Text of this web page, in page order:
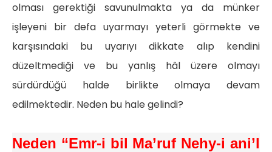
olması gerektiği savunulmakta ya da münker
işleyeni bir defa uyarmayı yeterli görmekte ve
karşısındaki bu uyarıyı dikkate alıp kendini
düzeltmediği ve bu yanlış hâl üzere olmayı
sürdürdüğü halde birlikte olmaya devam
edilmektedir. Neden bu hale gelindi?
Neden “Emr-i bil Ma’ruf Nehy-i ani’l